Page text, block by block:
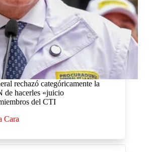
rechazó categóricamente la
de hacerles «juicio
del CTI
Cara